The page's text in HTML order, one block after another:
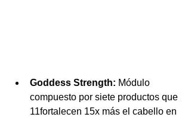
Goddess Strength: Módulo
compuesto por siete productos que
11fortalecen 15x más el cabello en